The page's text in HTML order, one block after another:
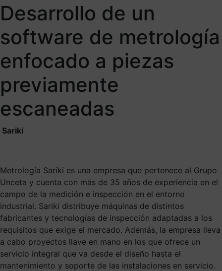
Desarrollo de un
software de metrología
enfocado a piezas
previamente
escaneadas
Sariki
Metrología Sariki es una empresa que pertenece al Grupo
Unceta y cuenta con más de 35 años de experiencia en el
campo de la medición e inspección en el entorno
industrial. Sariki distribuye máquinas de distintos
fabricantes y tecnologías de inspección adaptadas a los
requisitos que exige el mercado. Además, la empresa lleva
a cabo proyectos llave en mano en los que ofrece un
servicio integral que va desde el diseño hasta el
mantenimiento y soporte de las instalaciones en servicio.